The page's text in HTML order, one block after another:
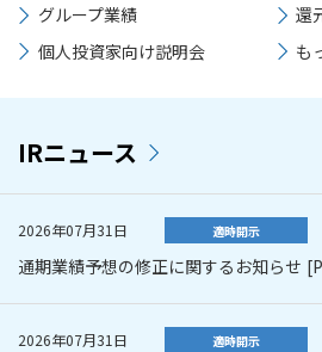
グループ業績
還
個人投資家向け説明会
も
IRニュース
2026年07月31日 適時開示
通期業績予想の修正に関するお知らせ
2026年07月31日 適時開示